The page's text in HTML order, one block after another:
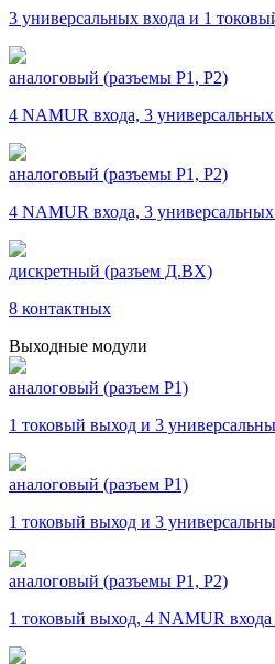
3 универсальных входа и 1
аналоговый (разъемы Р1, Р2)
4 NAMUR входа, 3
аналоговый (разъемы Р1, Р2)
4 NAMUR входа, 3
дискретный (разъем Д.ВХ)
8 контактных
Выходные модули
аналоговый (разъем Р1)
1 токовый выход и 3
аналоговый (разъем Р1)
1 токовый выход и 3
аналоговый (разъемы Р1, Р2)
1 токовый выход, 4 NAMUR входа